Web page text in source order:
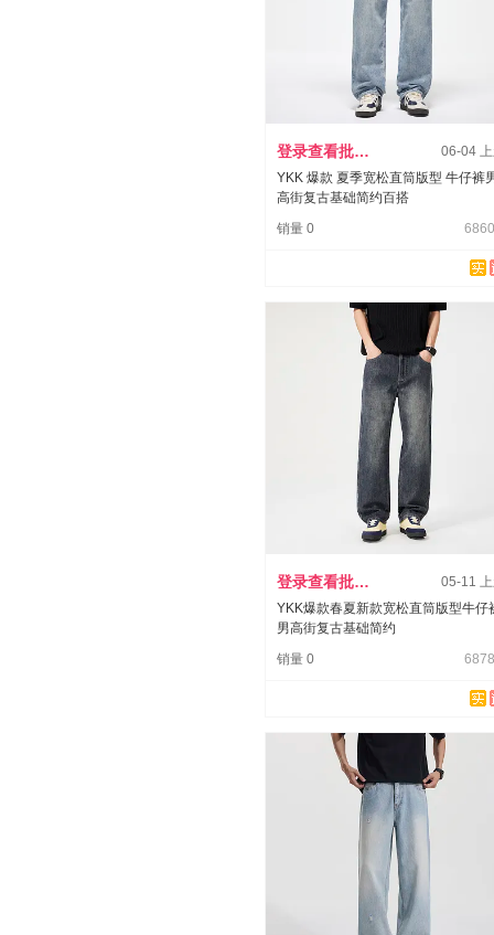
登录查看批发价
06-04
YKK 爆款 夏季宽松直筒版型 牛仔裤
高街复古基础简约百搭
销量 0
登录查看批发价
05-11
YKK爆款春夏新款宽松直筒版型牛仔
男高街复古基础简约
销量 0